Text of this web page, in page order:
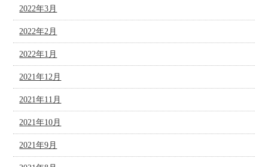
2022年3月
2022年2月
2022年1月
2021年12月
2021年11月
2021年10月
2021年9月